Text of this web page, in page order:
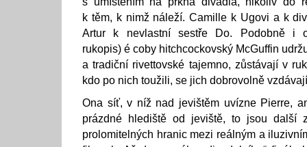
k těm, k nimž náleží. Camille k Ugovi a k
Artur k nevlastní sestře Do. Podobně i
rukopis) é coby hitchcockovský McGuffin
a tradiční rivettovské tajemno, zůstávají v
kdo po nich toužili, se jich dobrovolně
Ona síť, v níž nad jevištěm uvízne Pierre,
prázdné hlediště od jeviště, to jsou další
prolomitelných hranic mezi reálným a